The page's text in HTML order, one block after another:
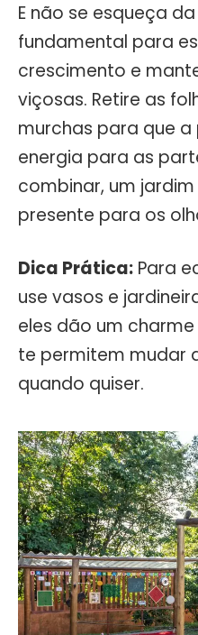
E não se esqueça
fundamental para
crescimento e
viçosas. Retire as
murchas para que
energia para as
combinar, um
presente para os
Dica Prática: Para
use vasos e
eles dão um
te permitem mudar
quando quiser.